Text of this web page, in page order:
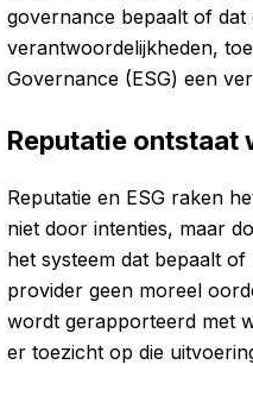
governance bepaalt of dat
verantwoordelijkheden,
Governance (ESG) een
Reputatie
Reputatie en ESG raken
niet door intenties, maar
het systeem dat bepaalt
provider geen moreel
wordt gerapporteerd met
er toezicht op die